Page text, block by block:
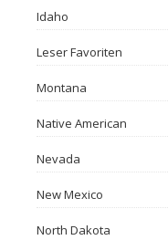
Idaho
Leser Favoriten
Montana
Native American
Nevada
New Mexico
North Dakota